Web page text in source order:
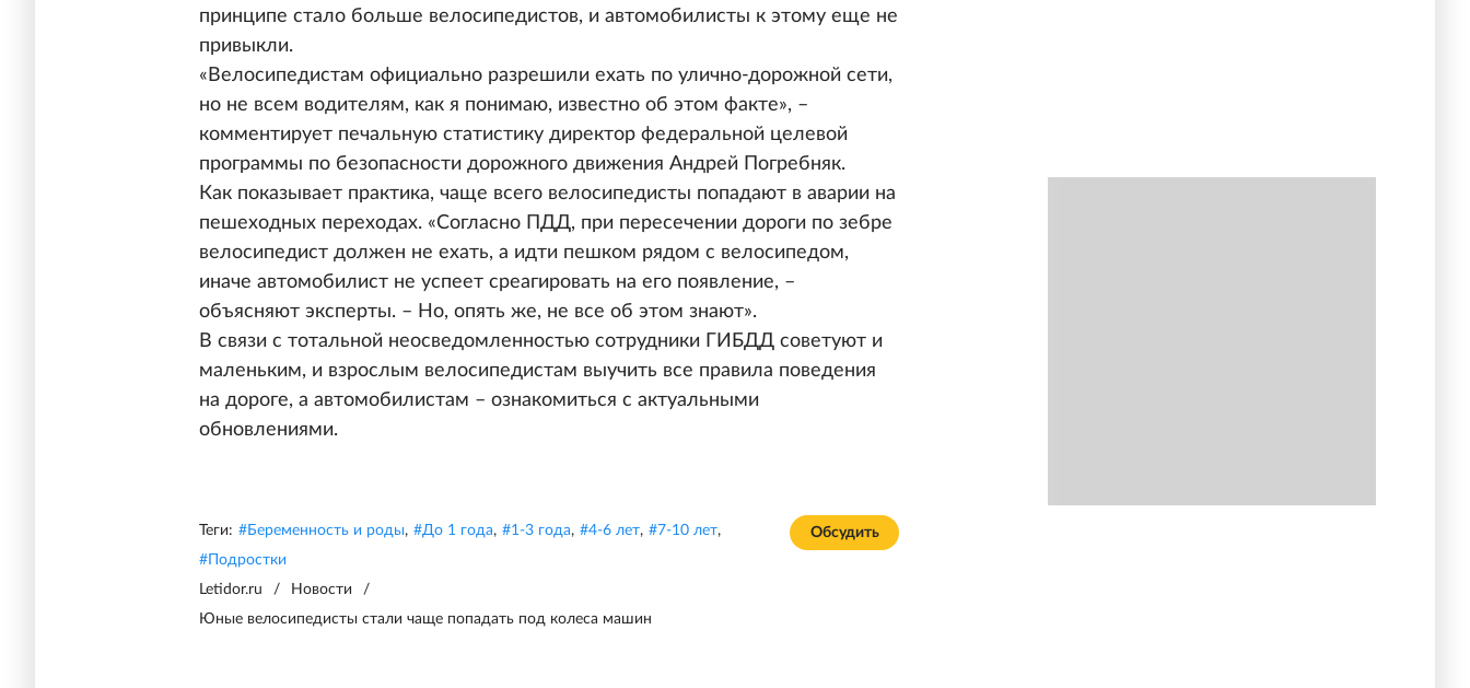
принципе стало больше велосипедистов, и автомобилисты к этому еще не
привыкли.
«Велосипедистам официально разрешили ехать по улично-дорожной сети,
но не всем водителям, как я понимаю, известно об этом факте», –
комментирует печальную статистику директор федеральной целевой
программы по безопасности дорожного движения Андрей Погребняк.
Как показывает практика, чаще всего велосипедисты попадают в аварии на
пешеходных переходах. «Согласно ПДД, при пересечении дороги по зебре
велосипедист должен не ехать, а идти пешком рядом с велосипедом,
иначе автомобилист не успеет среагировать на его появление, –
объясняют эксперты. – Но, опять же, не все об этом знают».
В связи с тотальной неосведомленностью сотрудники ГИБДД советуют и
маленьким, и взрослым велосипедистам выучить все правила поведения
на дороге, а автомобилистам – ознакомиться с актуальными
обновлениями.
Обсудить
Теги: #Беременность и роды, #До 1 года, #1-3 года, #4-6 лет, #7-10 лет,
# Подростки
Letidor.ru
/ Новости
/
Юные велосипедисты стали чаще попадать под колеса машин